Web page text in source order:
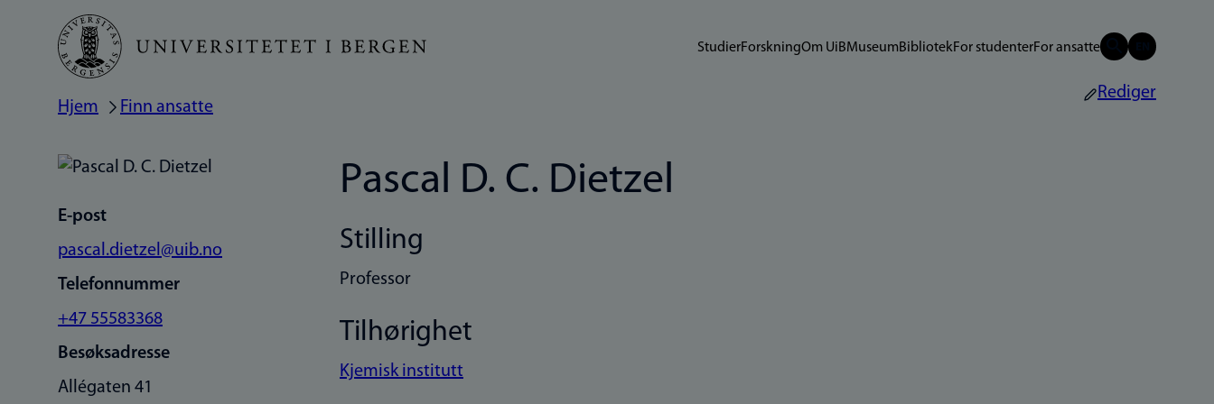
Hopp
hovedinnhold
StudierForskningOm UiBMuseumBibliotekFor studenterFor ansatte
Navigasjonssti
Hjem Finn ansatte
Rediger
E-post
pascal.dietzel@uib.no
Telefonnummer
+47 55583368
Besøksadresse
Allégaten 41
Pascal D. C. Dietzel
Stilling
Professor
Tilhørighet
Kjemisk institutt